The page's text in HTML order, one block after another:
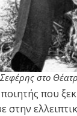
στο
που
στην